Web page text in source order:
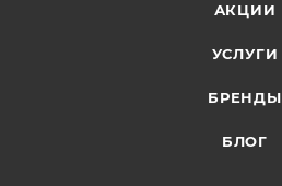
АКЦИИ
УСЛУГИ
БРЕНДЫ
БЛОГ